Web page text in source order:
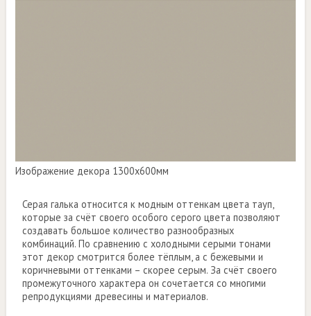
Изображение декора 1300х600мм
Серая галька относится к модным оттенкам цвета тауп,
которые за счёт своего особого серого цвета позволяют
создавать большое количество разнообразных
комбинаций. По сравнению с холодными серыми тонами
этот декор смотрится более тёплым, а с бежевыми и
коричневыми оттенками – скорее серым. За счёт своего
промежуточного характера он сочетается со многими
репродукциями древесины и материалов.